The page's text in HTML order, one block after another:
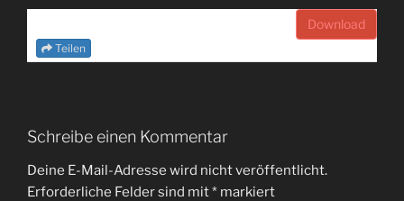
Download
Teilen
Schreibe einen Kommentar
Deine E-Mail-Adresse wird nicht veröffentlicht.
Erforderliche Felder sind mit* markiert